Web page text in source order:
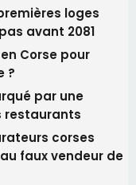
loges
avant 2081
Corse pour
?
par une
restaurants
corses
faux vendeur de